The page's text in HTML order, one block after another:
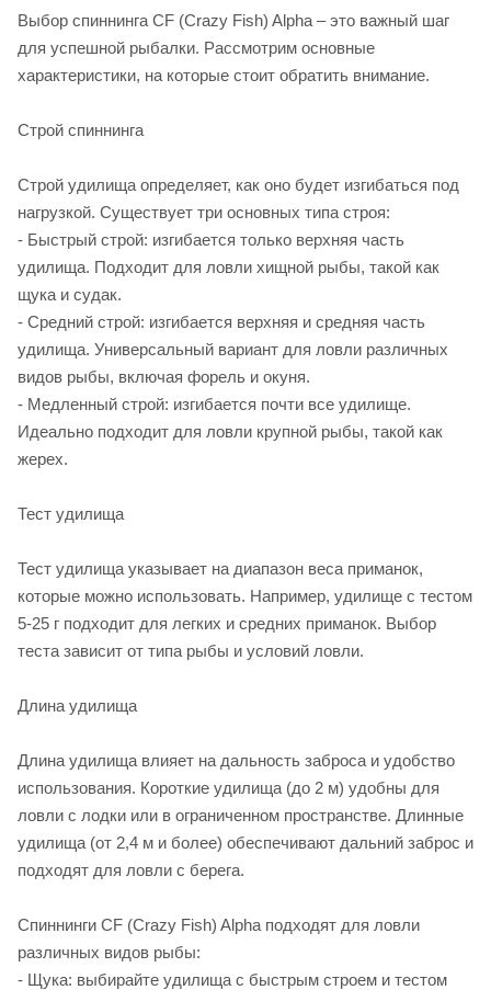
Выбор спиннинга CF (Crazy Fish) Alpha – это важный шаг
для успешной рыбалки. Рассмотрим основные
характеристики, на которые стоит обратить внимание.
Строй спиннинга
Строй удилища определяет, как оно будет изгибаться под
нагрузкой. Существует три основных типа строя:
- Быстрый строй: изгибается только верхняя часть
удилища. Подходит для ловли хищной рыбы, такой как
щука и судак.
- Средний строй: изгибается верхняя и средняя часть
удилища. Универсальный вариант для ловли различных
видов рыбы, включая форель и окуня.
- Медленный строй: изгибается почти все удилище.
Идеально подходит для ловли крупной рыбы, такой как
жерех.
Тест удилища
Тест удилища указывает на диапазон веса приманок,
которые можно использовать. Например, удилище с тестом
5-25 г подходит для легких и средних приманок. Выбор
теста зависит от типа рыбы и условий ловли.
Длина удилища
Длина удилища влияет на дальность заброса и удобство
использования. Короткие удилища (до 2 м) удобны для
ловли с лодки или в ограниченном пространстве. Длинные
удилища (от 2,4 м и более) обеспечивают дальний заброс и
подходят для ловли с берега.
Спиннинги CF (Crazy Fish) Alpha подходят для ловли
различных видов рыбы:
- Щука: выбирайте удилища с быстрым строем и тестом